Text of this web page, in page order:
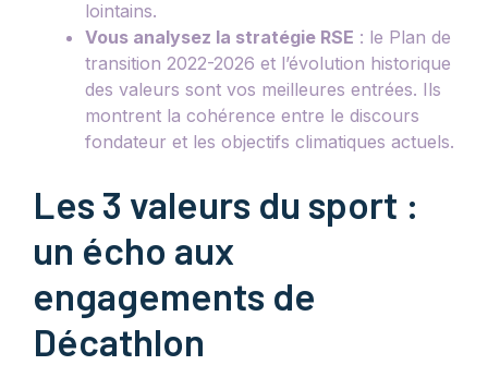
lointains.
Vous analysez la stratégie RSE : le Plan de
transition 2022-2026 et l’évolution historique
des valeurs sont vos meilleures entrées. Ils
montrent la cohérence entre le discours
fondateur et les objectifs climatiques actuels.
Les 3 valeurs du sport :
un écho aux
engagements de
Décathlon